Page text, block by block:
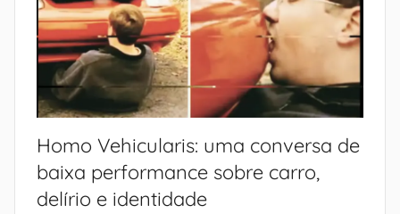
Homo Vehicularis: uma conversa de
baixa performance sobre carro,
delírio e identidade